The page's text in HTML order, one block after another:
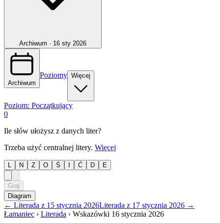
Archiwum · 16 sty 2026
Archiwum
Poziomy Więcej
Poziom: Początkujący
0
Ile słów ułożysz z danych liter?
Trzeba użyć centralnej litery. Więcej
L N Z O Ś Ć D E
Graj
Diagram
← Literada z 15 stycznia 2026Literada z 17 stycznia 2026 →
Łamaniec › Literada › Wskazówki 16 stycznia 2026